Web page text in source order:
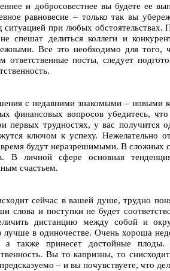
и добросовестнее вы будете ее
равновесие – только так вы
при любых обстоятельствах.
делиться коллеги и
Все это необходимо для
посты, следует
с недавними знакомыми – новыми
финансовых вопросов убедитесь,
первых трудностях, у вас получится
ключом к успеху. Нежелательно
будут неразрешимыми. В сложных
В личной сфере основная
счастьем.
сейчас в вашей душе, трудно
слова и поступки не будет
дистанцию между собой и
в одиночестве. Очень хороша
также принесет достойные плоды.
Вы то капризны, то
– и вы почувствуете, что